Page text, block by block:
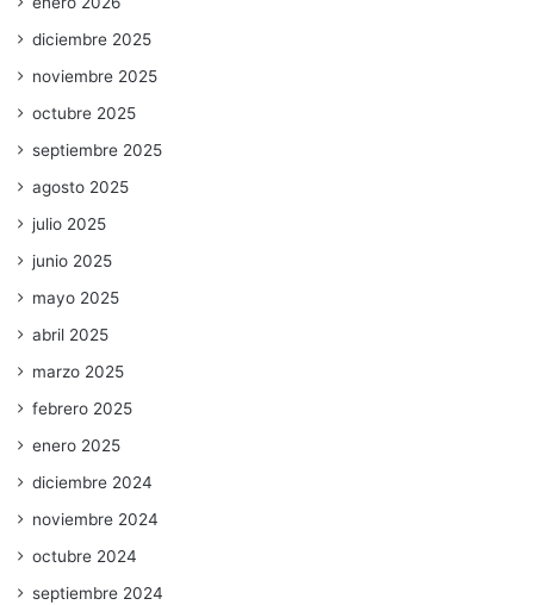
diciembre 2025
noviembre 2025
octubre 2025
septiembre 2025
agosto 2025
julio 2025
junio 2025
mayo 2025
abril 2025
marzo 2025
febrero 2025
enero 2025
diciembre 2024
noviembre 2024
octubre 2024
septiembre 2024